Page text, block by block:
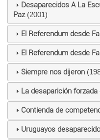
Desaparecidos A La
Paz(2001)
El Referendum desde
El Referendum desde
Siempre nos dijeron
La desaparición forzada
Contienda de
Uruguayos